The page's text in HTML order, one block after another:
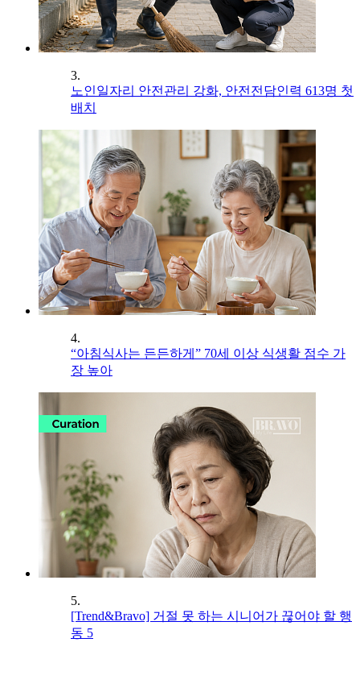
3.
노인일자리 안전관리 강화, 안전전담인력 613명 첫
배치
4.
“아침식사는 든든하게” 70세 이상 식생활 점수 가
장 높아
5.
[Trend&Bravo] 거절 못 하는 시니어가 끊어야 할 행
동 5